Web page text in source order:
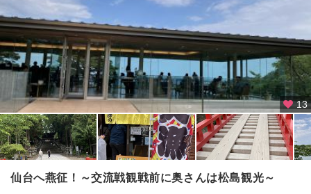
13
仙台へ燕征！～交流戦観戦前に奥さんは松島観光～